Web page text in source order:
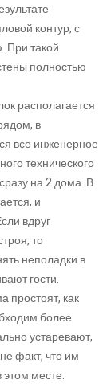
контур, с
При такой
полностью
располагается
в
все инженерное
технического
на 2 дома. В
и
вдруг
то
неполадки в
гости.
простоят, как
более
устаревают,
факт, что им
месте.